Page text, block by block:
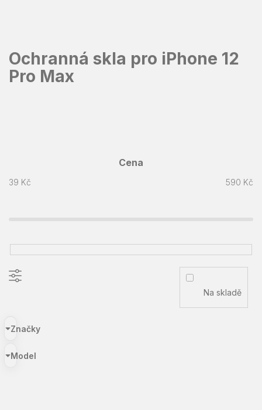
Ochranná skla pro iPhone 12
Pro Max
Cena
39 Kč 590 Kč
Na skladě
Značky
Model